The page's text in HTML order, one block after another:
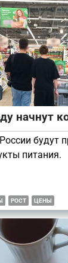
начнут
будут
питания.
РОСТ ЦЕНЫ